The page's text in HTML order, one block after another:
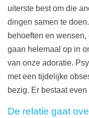
uiterste best om die
dingen samen te
behoeften en
gaan helemaal op in
van onze adoratie.
met een tijdelijke
bezig. Er bestaat
De relatie gaat